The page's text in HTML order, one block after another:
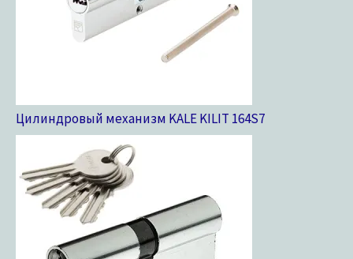
Цилиндровый механизм KALE KILIT 164S7